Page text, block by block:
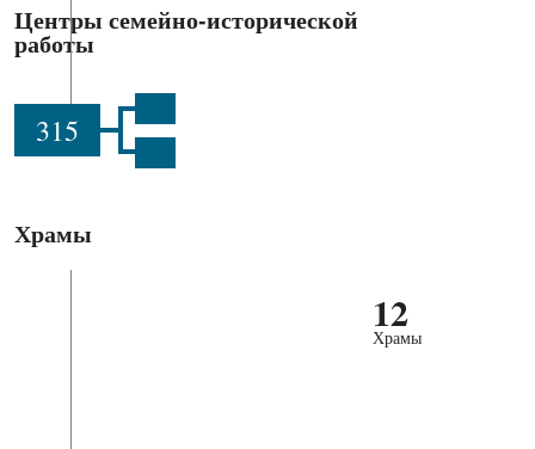
Центры семейно-исторической
работы
315
Храмы
12
Храмы